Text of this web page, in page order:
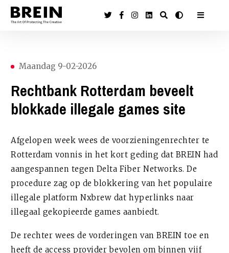
Maandag 9-02-2026
Rechtbank Rotterdam beveelt
blokkade illegale games site
Afgelopen week wees de voorzieningenrechter te
Rotterdam vonnis in het kort geding dat BREIN had
aangespannen tegen Delta Fiber Networks. De
procedure zag op de blokkering van het populaire
illegale platform Nxbrew dat hyperlinks naar
illegaal gekopieerde games aanbiedt.
De rechter wees de vorderingen van BREIN toe en
heeft de access provider bevolen om binnen vijf